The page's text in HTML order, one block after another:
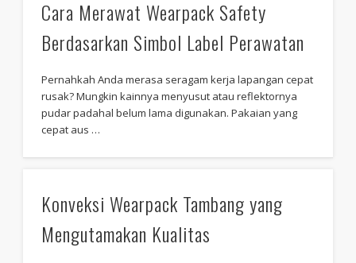
Cara Merawat Wearpack Safety
Berdasarkan Simbol Label Perawatan
Pernahkah Anda merasa seragam kerja lapangan cepat
rusak? Mungkin kainnya menyusut atau reflektornya
pudar padahal belum lama digunakan. Pakaian yang
cepat aus …
Konveksi Wearpack Tambang yang
Mengutamakan Kualitas